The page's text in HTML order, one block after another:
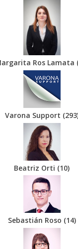
Ros Lamata
Varona Support (293
Beatriz Orti (10)
Sebastián Roso (14)